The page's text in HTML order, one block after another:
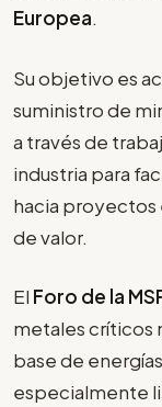
Europea.
Su objetivo es
suministro de
a través de
industria para
hacia proyectos
de valor.
El Foro de la
metales críticos
base de
especialmente